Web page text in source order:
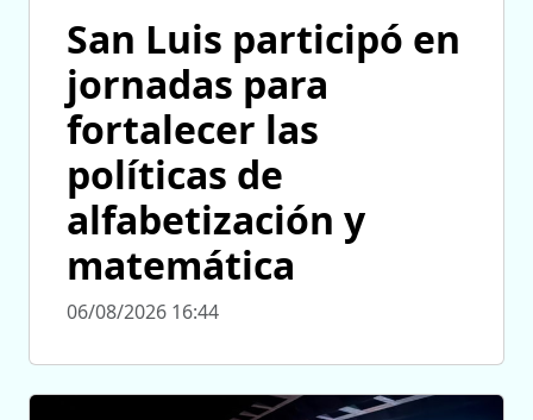
San Luis participó en
jornadas para
fortalecer las
políticas de
alfabetización y
matemática
06/08/2026 16:44